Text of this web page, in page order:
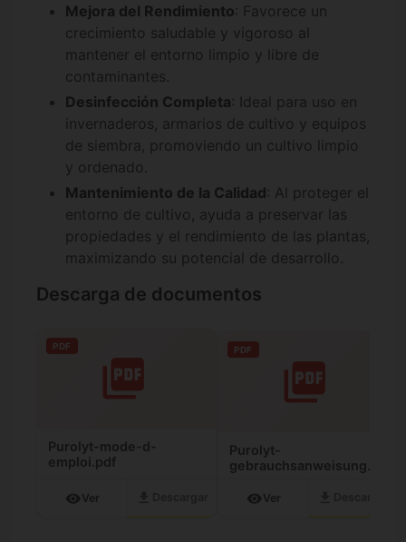
Mejora del Rendimiento: Favorece un
crecimiento saludable y vigoroso al
mantener el entorno limpio y libre de
contaminantes.
Desinfección Completa: Ideal para uso en
invernaderos, armarios de cultivo y equipos
de siembra, promoviendo un cultivo limpio
y ordenado.
Mantenimiento de la Calidad: Al proteger el
entorno de cultivo, ayuda a preservar las
propiedades y el rendimiento de las plantas,
maximizando su potencial de desarrollo.
Descarga de documentos
PDF
Purolyt-mode-d-
emploi.pdf
visibility Ver
PDF
Purolyt-
gebrauchsanweisung.pdf
visibility Ver